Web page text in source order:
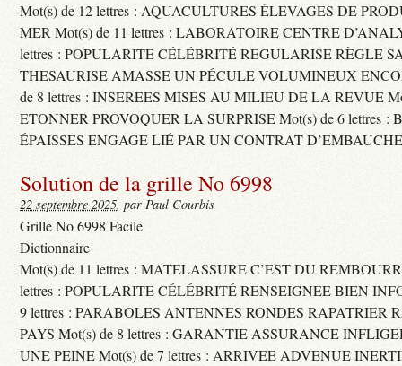
Mot(s) de 12 lettres : AQUACULTURES ÉLEVAGES DE
MER Mot(s) de 11 lettres : LABORATOIRE CENTRE
lettres : POPULARITE CÉLÉBRITÉ REGULARISE RÈGLE
THESAURISE AMASSE UN PÉCULE VOLUMINEUX
de 8 lettres : INSEREES MISES AU MILIEU DE LA REVUE
ETONNER PROVOQUER LA SURPRISE Mot(s) de 6 lettres :
ÉPAISSES ENGAGE LIÉ PAR UN CONTRAT
Solution de la grille No 6998
22 septembre 2025, par Paul Courbis
Grille No 6998 Facile
Dictionnaire
Mot(s) de 11 lettres : MATELASSURE C’EST DU
lettres : POPULARITE CÉLÉBRITÉ RENSEIGNEE BIEN
9 lettres : PARABOLES ANTENNES RONDES RAPATRIER
PAYS Mot(s) de 8 lettres : GARANTIE ASSURANCE
UNE PEINE Mot(s) de 7 lettres : ARRIVEE ADVENUE